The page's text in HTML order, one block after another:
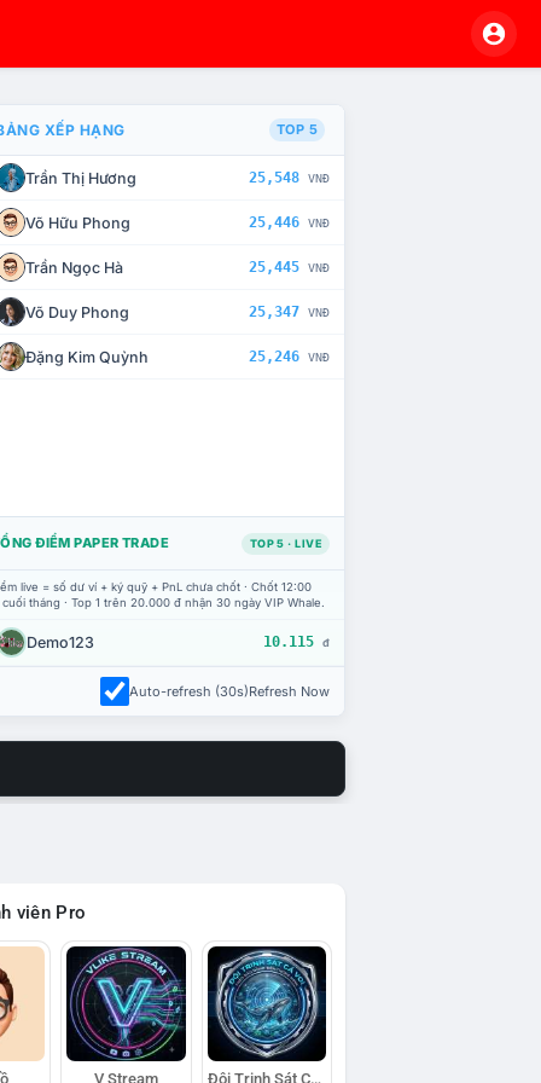
CHẾ TÀI XỬ LÝ VI PHẠM
XẾP HẠNG TOP 5
Trần Thị Hương 25,548 VNĐ
Võ Hữu Phong 25,446 VNĐ
Trần Ngọc Hà 25,445 VNĐ
Võ Duy Phong 25,347 VNĐ
Đặng Kim Quỳnh 25,246 VNĐ
ĐIỂM PAPER TRADE TOP 5 · LIVE
live = số dư ví + ký quỹ + PnL chưa chốt · Chốt 12:00
tháng · Top 1 trên 20.000 đ nhận 30 ngày VIP Whale.
Demo123 10.115 đ
Auto-refresh (30s)Refresh Now
viên Pro
V Stream Đội Trinh Sát Cá Voi